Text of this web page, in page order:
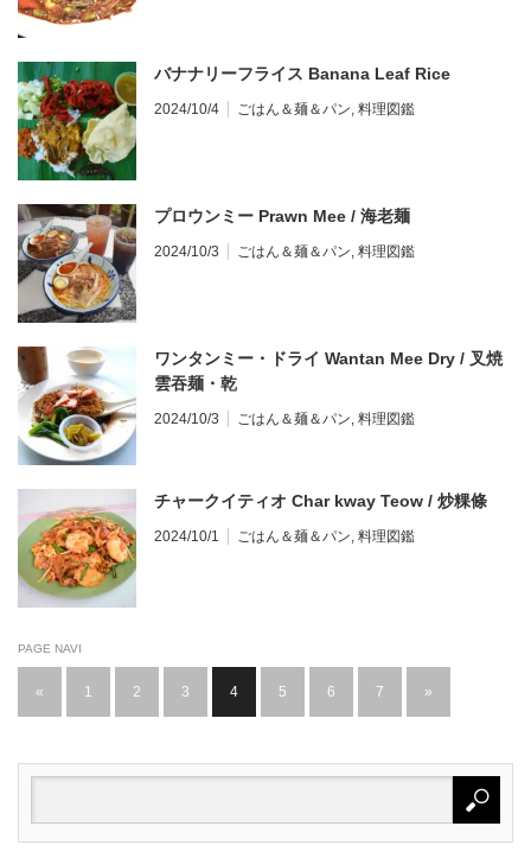
バナナリーフライス Banana Leaf Rice
2024/10/4 ごはん＆麺＆パン, 料理図鑑
プロウンミー Prawn Mee / 海老麺
2024/10/3 ごはん＆麺＆パン, 料理図鑑
ワンタンミー・ドライ Wantan Mee Dry / 叉焼
雲吞麺・乾
2024/10/3 ごはん＆麺＆パン, 料理図鑑
チャークイティオ Char kway Teow / 炒粿條
2024/10/1 ごはん＆麺＆パン, 料理図鑑
PAGE NAVI
« 1 2 3 4 5 6 7 »